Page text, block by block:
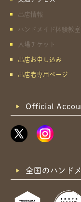
出店情報
ハンドメイド体験教室
入場チケット
出店お申し込み
出店者専用ページ
Official
全国のハンド